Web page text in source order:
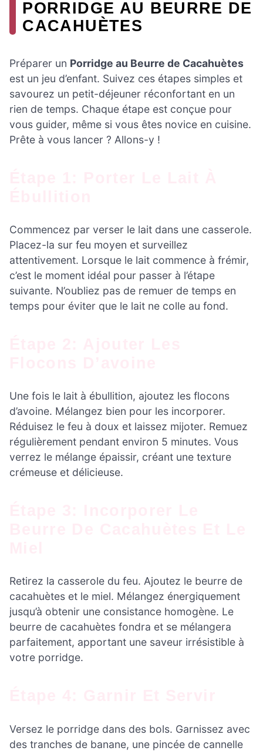
PORRIDGE AU BEURRE DE
CACAHUÈTES
Préparer un Porridge au Beurre de Cacahuètes
est un jeu d’enfant. Suivez ces étapes simples et
savourez un petit-déjeuner réconfortant en un
rien de temps. Chaque étape est conçue pour
vous guider, même si vous êtes novice en cuisine.
Prête à vous lancer ? Allons-y !
Commencez par verser le lait dans une casserole.
Placez-la sur feu moyen et surveillez
attentivement. Lorsque le lait commence à frémir,
c’est le moment idéal pour passer à l’étape
suivante. N’oubliez pas de remuer de temps en
temps pour éviter que le lait ne colle au fond.
Une fois le lait à ébullition, ajoutez les flocons
d’avoine. Mélangez bien pour les incorporer.
Réduisez le feu à doux et laissez mijoter. Remuez
régulièrement pendant environ 5 minutes. Vous
verrez le mélange épaissir, créant une texture
crémeuse et délicieuse.
Retirez la casserole du feu. Ajoutez le beurre de
cacahuètes et le miel. Mélangez énergiquement
jusqu’à obtenir une consistance homogène. Le
beurre de cacahuètes fondra et se mélangera
parfaitement, apportant une saveur irrésistible à
votre porridge.
Versez le porridge dans des bols. Garnissez avec
des tranches de banane, une pincée de cannelle